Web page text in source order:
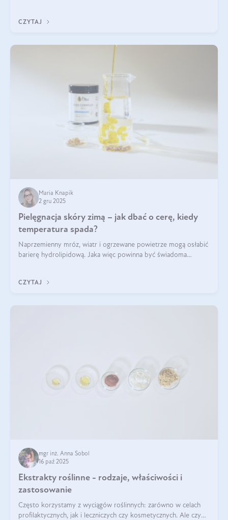
bydlęcy.
CZYTAJ
Maria Knapik
2 gru 2025
Pielęgnacja skóry zimą – jak dbać o cerę, kiedy
temperatura spada?
Naprzemienny mróz, wiatr i ogrzewane powietrze mogą osłabić
barierę hydrolipidową. Jaka więc powinna być świadoma
CZYTAJ
mgr inż. Anna Sobol
16 paź 2025
Ekstrakty roślinne - rodzaje, właściwości i
zastosowanie
Często korzystamy z wyciągów roślinnych: zarówno w celach
profilaktycznych, jak i leczniczych czy kosmetycznych. Ale czy